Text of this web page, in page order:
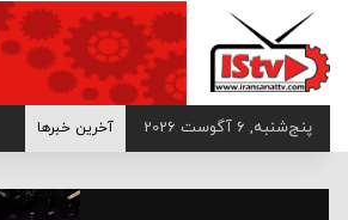
>
پنج‌شنبه, 6 آگوست 2026 آخرین خبرها